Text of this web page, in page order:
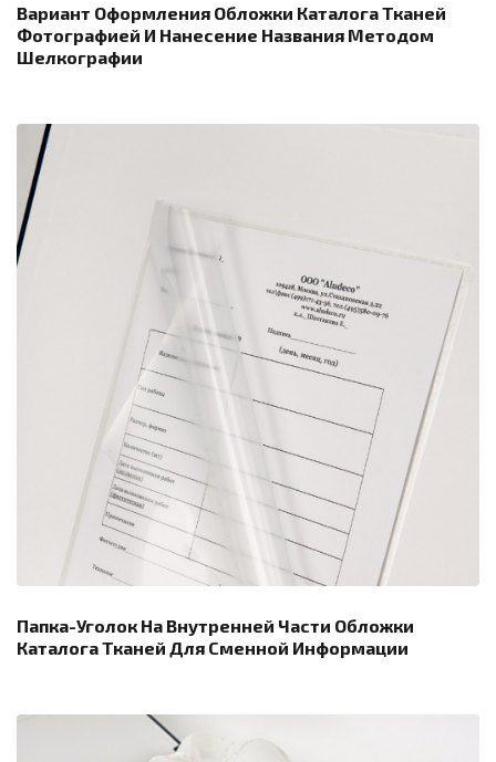
Вариант Оформления Обложки Каталога Тканей
Фотографией И Нанесение Названия Методом
Шелкографии
Папка-Уголок На Внутренней Части Обложки
Каталога Тканей Для Сменной Информации